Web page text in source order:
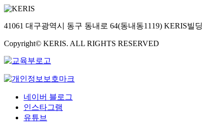
41061 대구광역시 동구 동내로 64(동내동1119) KERIS빌딩
Copyright© KERIS. ALL RIGHTS RESERVED
네이버 블로그
인스타그램
유튜브